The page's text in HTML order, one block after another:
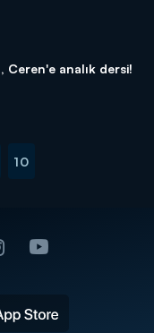
Ceren'e analık dersi!
10